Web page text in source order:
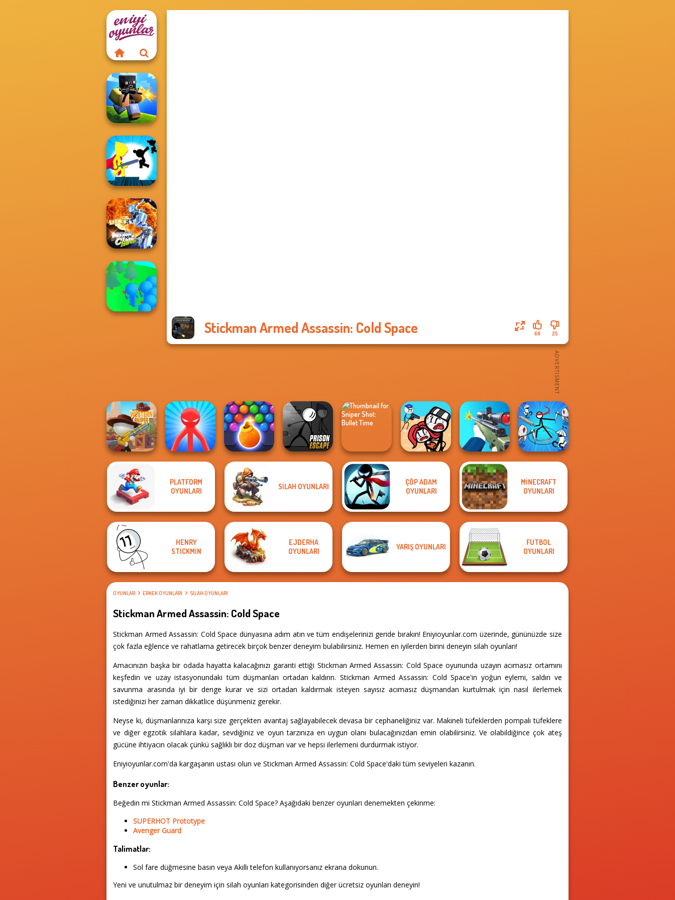
Stickman Armed Assassin: Cold Space 25
69
Poxel.io
Stickman The
Flash
Moon Clash
Heroes
Western Sniper
Red Stickman vs
Monster School
Bubble Shooter
HD 3
Prison Escape
Sniper Shot:
Bullet Time
Stickman
Jailbreak Story
Sniper Shooter 2
Stickman Rogue
Online
PLATFORM
OYUNLARI
SILAH OYUNLARI
ÇÖP ADAM
OYUNLARI
MINECRAFT
OYUNLARI
HENRY
STICKMIN
EJDERHA
OYUNLARI
YARIŞ OYUNLARI
FUTBOL
OYUNLARI
OYUNLAR ERKEK OYUNLARI SILAH OYUNLARI
Stickman Armed Assassin: Cold Space
Stickman Armed Assassin: Cold Space dünyasına adım atın ve tüm endişelerinizi geride bırakın! Eniyioyunlar.com üzerinde, gününüzde size
çok fazla eğlence ve rahatlama getirecek birçok benzer deneyim bulabilirsiniz. Hemen en iyilerden birini deneyin silah oyunları!
Amacınızın başka bir odada hayatta kalacağınızı garanti ettiği Stickman Armed Assassin: Cold Space oyununda uzayın acımasız ortamını
keşfedin ve uzay istasyonundaki tüm düşmanları ortadan kaldırın. Stickman Armed Assassin: Cold Space'in yoğun eylemi, saldırı ve
savunma arasında iyi bir denge kurar ve sizi ortadan kaldırmak isteyen sayısız acımasız düşmandan kurtulmak için nasıl ilerlemek
istediğinizi her zaman dikkatlice düşünmeniz gerekir.
Neyse ki, düşmanlarınıza karşı size gerçekten avantaj sağlayabilecek devasa bir cephaneliğiniz var. Makineli tüfeklerden pompalı tüfeklere
ve diğer egzotik silahlara kadar, sevdiğiniz ve oyun tarzınıza en uygun olanı bulacağınızdan emin olabilirsiniz. Ve olabildiğince çok ateş
gücüne ihtiyacın olacak çünkü sağlıklı bir doz düşman var ve hepsi ilerlemeni durdurmak istiyor.
Eniyioyunlar.com'da kargaşanın ustası olun ve Stickman Armed Assassin: Cold Space'daki tüm seviyeleri kazanın.
Benzer oyunlar:
Beğedin mi Stickman Armed Assassin: Cold Space? Aşağıdaki benzer oyunları denemekten çekinme:
SUPERHOT Prototype
Avenger Guard
Talimatlar:
Sol fare düğmesine basın veya Akıllı telefon kullanıyorsanız ekrana dokunun.
Yeni ve unutulmaz bir deneyim için silah oyunları kategorisinden diğer ücretsiz oyunları deneyin!